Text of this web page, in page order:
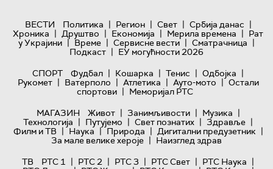
ВЕСТИ Политика | Регион | Свет | Србија данас |
Хроника | Друштво | Економија | Мерила времена | Рат
у Украјини | Време | Сервисне вести | Сматрачница |
Подкаст | ЕУ могућности 2026
СПОРТ
Фудбал | Кошарка | Тенис | Одбојка |
Рукомет | Ватерполо | Атлетика | Ауто-мото | Остали
спортови | Меморијал РТС
МАГАЗИН
Живот | Занимљивости | Музика |
Технологијa | Путујемо | Свет познатих | Здравље |
Филм и ТВ | Наука | Природа | Дигитални предузетник |
За мале велике хероје | Наизглед здрав
ТВ
РТС 1 | РТС 2 | РТС 3 | РТС Свет | РТС Наука |